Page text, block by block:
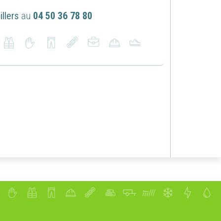
au 04 50 36 78 80
accepter
site,
et
de